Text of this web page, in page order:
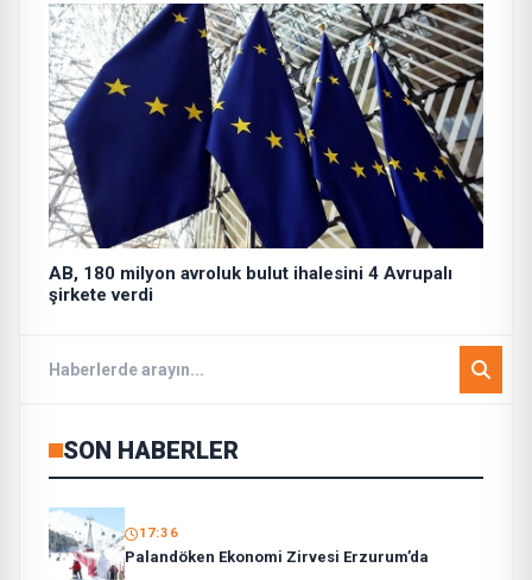
AB, 180 milyon avroluk bulut ihalesini 4 Avrupalı
şirkete verdi
SON HABERLER
17:36
Palandöken Ekonomi Zirvesi Erzurum’da